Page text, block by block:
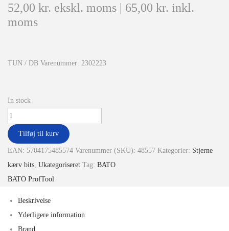
52,00 kr. ekskl. moms | 65,00 kr. inkl.
moms
TUN / DB Varenummer: 2302223
In stock
Tilføj til kurv
EAN: 5704175485574 Varenummer (SKU): 48557 Kategorier: Stjerne
kærv bits Ukategoriseret Tag: BATO
BATO ProfTool
Beskrivelse
Yderligere information
Brand